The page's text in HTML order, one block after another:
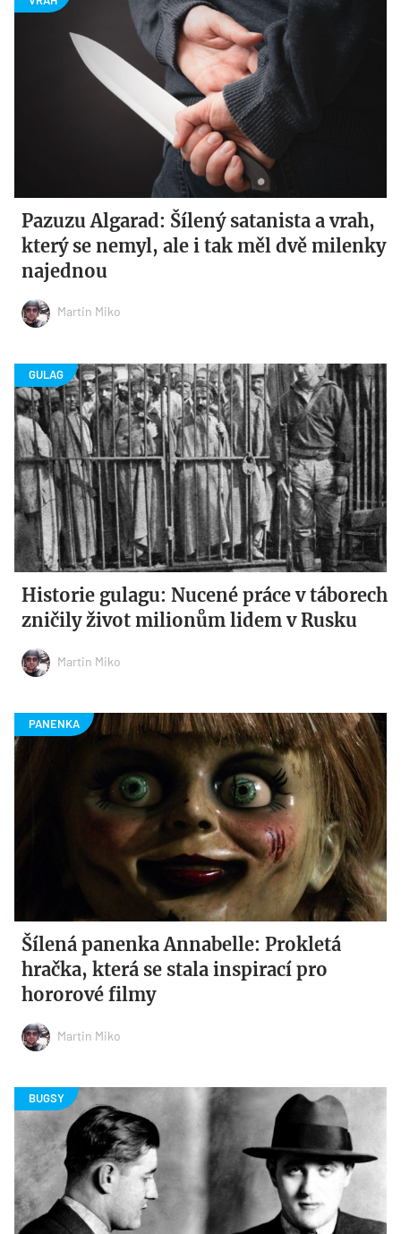
Pazuzu Algarad: Šílený satanista a vrah,
který se nemyl, ale i tak měl dvě milenky
najednou
Martin Miko
Historie gulagu: Nucené práce v táborech
zničily život milionům lidem v Rusku
Martin Miko
Šílená panenka Annabelle: Prokletá
hračka, která se stala inspirací pro
hororové filmy
Martin Miko